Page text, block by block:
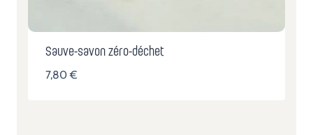
Sauve-savon zéro-déchet
7,80€